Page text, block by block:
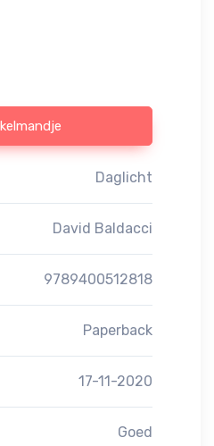
Daglicht
David Baldacci
9789400512818
Paperback
17-11-2020
Goed